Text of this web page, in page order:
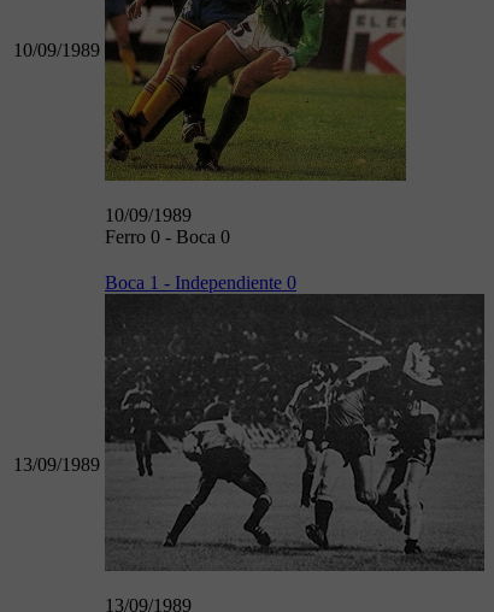
10/09/1989
10/09/1989
Ferro 0 - Boca 0
13/09/1989
Boca 1 - Independiente 0
13/09/1989